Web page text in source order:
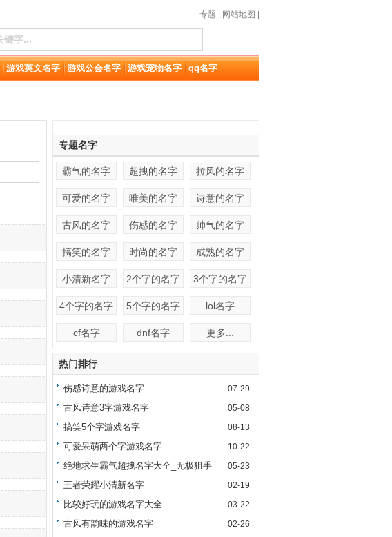
专题 网站地图
游戏英文名字 游戏公会名字 游戏宠物名字 qq名字
专题名字
霸气的名字 超拽的名字 拉风的名字
可爱的名字 唯美的名字 诗意的名字
古风的名字 伤感的名字 帅气的名字
搞笑的名字 时尚的名字 成熟的名字
小清新名字 2个字的名字 3个字的名字
4个字的名字 5个字的名字 lol名字
cf名字 dnf名字 更多...
热门排行
07-29
伤感诗意的游戏名字
05-08
古风诗意3字游戏名字
08-13
搞笑5个字游戏名字
10-22
可爱呆萌两个字游戏名字
05-23
绝地求生霸气超拽名字大全_无极狙手
02-19
王者荣耀小清新名字
03-22
比较好玩的游戏名字大全
02-26
古风有韵味的游戏名字